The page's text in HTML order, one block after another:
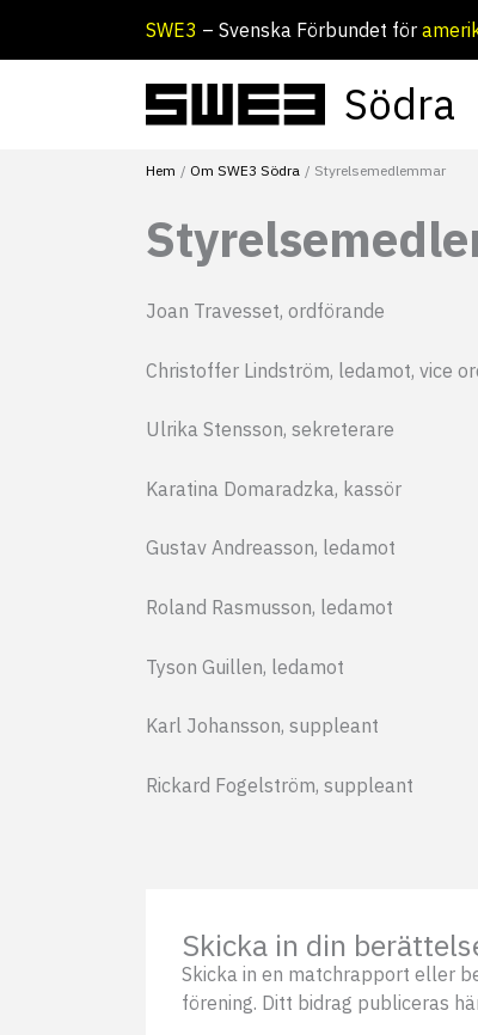
SWE3 – Svenska Förbundet för
Södra
Hem Om SWE3 Södra Styrelsemedlemmar
Joan Travesset, ordförande
Christoffer Lindström, ledamot, vice
Ulrika Stensson, sekreterare
Karatina Domaradzka, kassör
Gustav Andreasson, ledamot
Roland Rasmusson, ledamot
Tyson Guillen, ledamot
Karl Johansson, suppleant
Rickard Fogelström, suppleant
Skicka in din
Skicka in en matchrapport eller
förening. Ditt bidrag publiceras